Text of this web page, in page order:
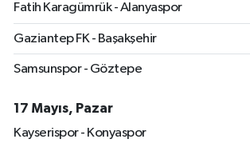
Fatih Karagümrük - Alanyaspor
Gaziantep FK - Başakşehir
Samsunspor - Göztepe
17 Mayıs, Pazar
Kayserispor - Konyaspor